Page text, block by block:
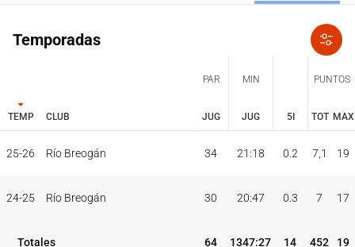
Temporadas
TEMP CLUB
PAR MIN
5I
PUNTOS
JUG JUG TOT MAX
TEMP CLUB
PAR MIN
5I
PUNTOS
25-26 Río Breogán 34 21:18 0.2 7,1 19
24-25 Río Breogán 30 20:47 0.3 7 17
Totales 64 1347:27 14 452 19